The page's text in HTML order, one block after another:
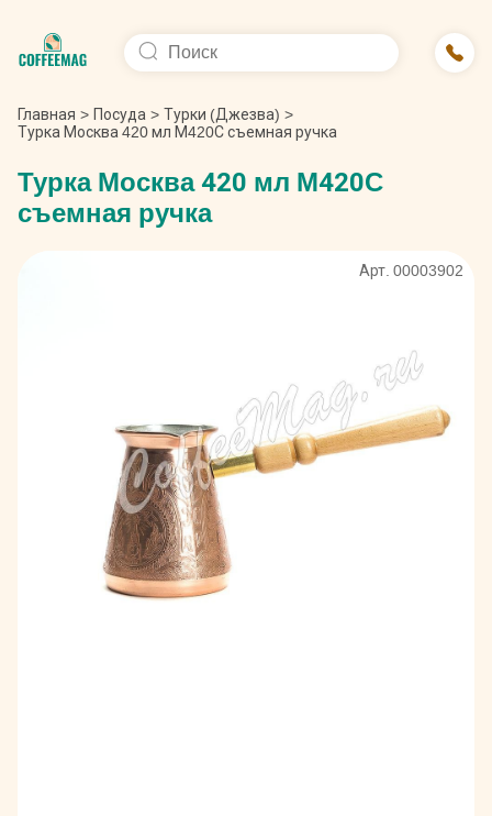
Главная > Посуда > Турки (Джезва) >
Турка Москва 420 мл М420С съемная ручка
Турка Москва 420 мл М420С
съемная ручка
Арт. 00003902